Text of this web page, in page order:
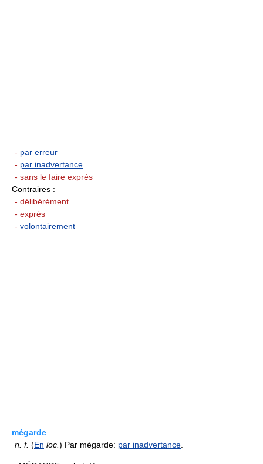
- par erreur
- par inadvertance
- sans le faire exprès
Contraires :
- délibérément
- exprès
- volontairement
mégarde
n. f. (En loc. ) Par mégarde: par inadvertance